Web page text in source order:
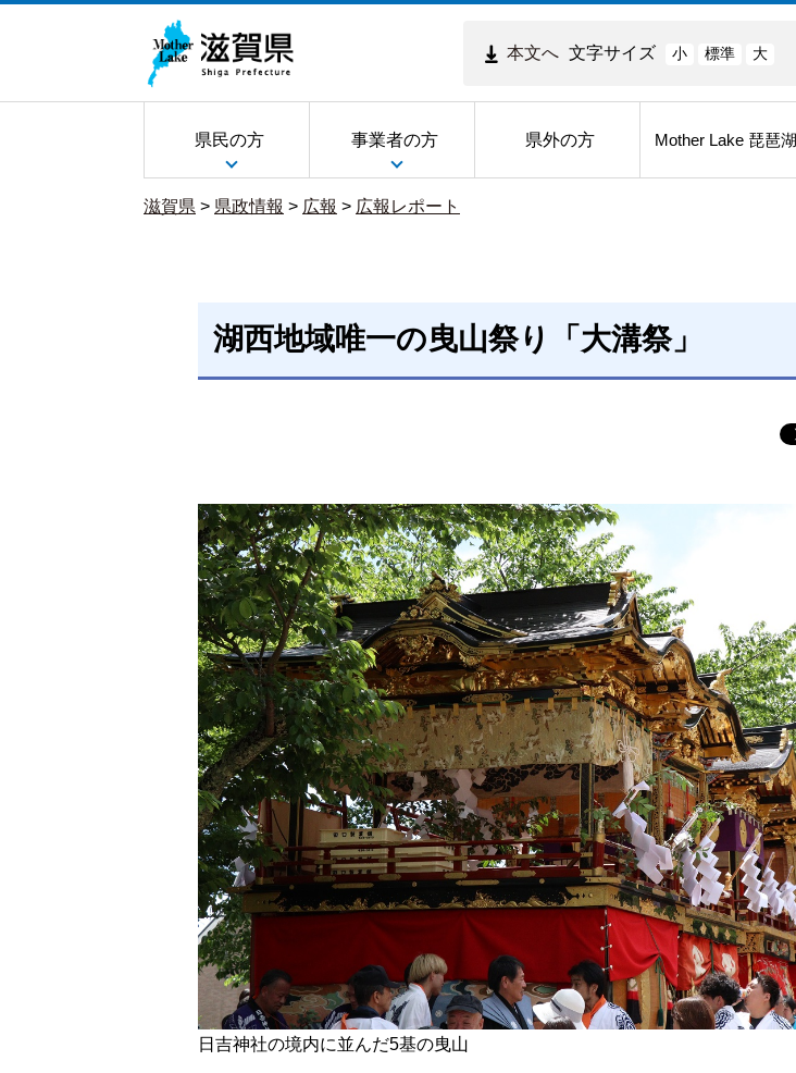
本文へ 文字サイズ 小 標準 大
県民の方 事業者の方 県外の方 Mother Lake 琵琶湖
滋賀県 > 県政情報 > 広報 > 広報レポート
湖西地域唯一の曳山祭り「大溝祭」
日吉神社の境内に並んだ5基の曳山